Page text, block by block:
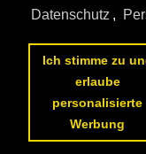
Datenschutz ,
Ich stimme zu
erlaube
personalisierte
Werbung